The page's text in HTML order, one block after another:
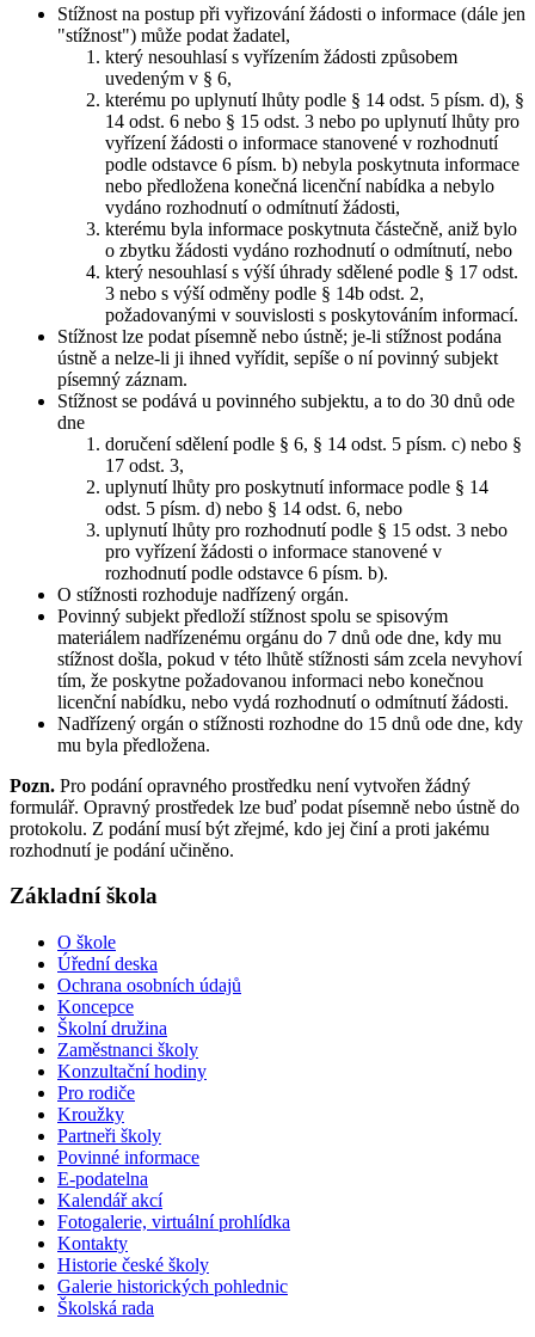
Stížnost na postup při vyřizování žádosti o informace (dále jen
"stížnost") může podat žadatel,
který nesouhlasí s vyřízením žádosti způsobem
uvedeným v § 6,
kterému po uplynutí lhůty podle § 14 odst. 5 písm. d), §
14 odst. 6 nebo § 15 odst. 3 nebo po uplynutí lhůty pro
vyřízení žádosti o informace stanovené v rozhodnutí
podle odstavce 6 písm. b) nebyla poskytnuta informace
nebo předložena konečná licenční nabídka a nebylo
vydáno rozhodnutí o odmítnutí žádosti,
kterému byla informace poskytnuta částečně, aniž bylo
o zbytku žádosti vydáno rozhodnutí o odmítnutí, nebo
který nesouhlasí s výší úhrady sdělené podle § 17 odst.
3 nebo s výší odměny podle § 14b odst. 2,
požadovanými v souvislosti s poskytováním informací.
Stížnost lze podat písemně nebo ústně; je-li stížnost podána
ústně a nelze-li ji ihned vyřídit, sepíše o ní povinný subjekt
písemný záznam.
Stížnost se podává u povinného subjektu, a to do 30 dnů ode
dne
doručení sdělení podle § 6, § 14 odst. 5 písm. c) nebo §
17 odst. 3,
uplynutí lhůty pro poskytnutí informace podle § 14
odst. 5 písm. d) nebo § 14 odst. 6, nebo
uplynutí lhůty pro rozhodnutí podle § 15 odst. 3 nebo
pro vyřízení žádosti o informace stanovené v
rozhodnutí podle odstavce 6 písm. b).
O stížnosti rozhoduje nadřízený orgán.
Povinný subjekt předloží stížnost spolu se spisovým
materiálem nadřízenému orgánu do 7 dnů ode dne, kdy mu
stížnost došla, pokud v této lhůtě stížnosti sám zcela nevyhoví
tím, že poskytne požadovanou informaci nebo konečnou
licenční nabídku, nebo vydá rozhodnutí o odmítnutí žádosti.
Nadřízený orgán o stížnosti rozhodne do 15 dnů ode dne, kdy
mu byla předložena.
Pozn. Pro podání opravného prostředku není vytvořen žádný
formulář. Opravný prostředek lze buď podat písemně nebo ústně do
protokolu. Z podání musí být zřejmé, kdo jej činí a proti jakému
rozhodnutí je podání učiněno.
Základní škola
O škole
Úřední deska
Ochrana osobních údajů
Koncepce
Školní družina
Zaměstnanci školy
Konzultační hodiny
Pro rodiče
Kroužky
Partneři školy
Povinné informace
E-podatelna
Kalendář akcí
Fotogalerie, virtuální prohlídka
Kontakty
Historie české školy
Galerie historických pohlednic
Školská rada